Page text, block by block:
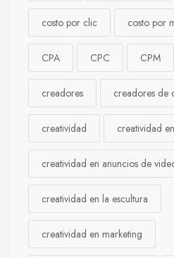
costo por clic costo por
CPA CPC CPM
creadores creadores de
creatividad creatividad
creatividad en anuncios de
creatividad en la escultura
creatividad en marketing